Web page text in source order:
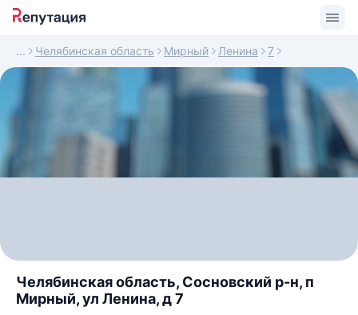
Челябинская область Мирный Ленина 7
Челябинская область, Сосновский р-н, п
Мирный, ул Ленина, д 7